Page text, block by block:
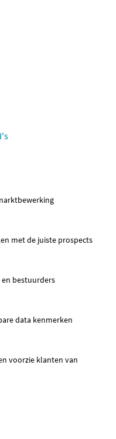
met de juiste prospects
bestuurders
data kenmerken
voorzie klanten van